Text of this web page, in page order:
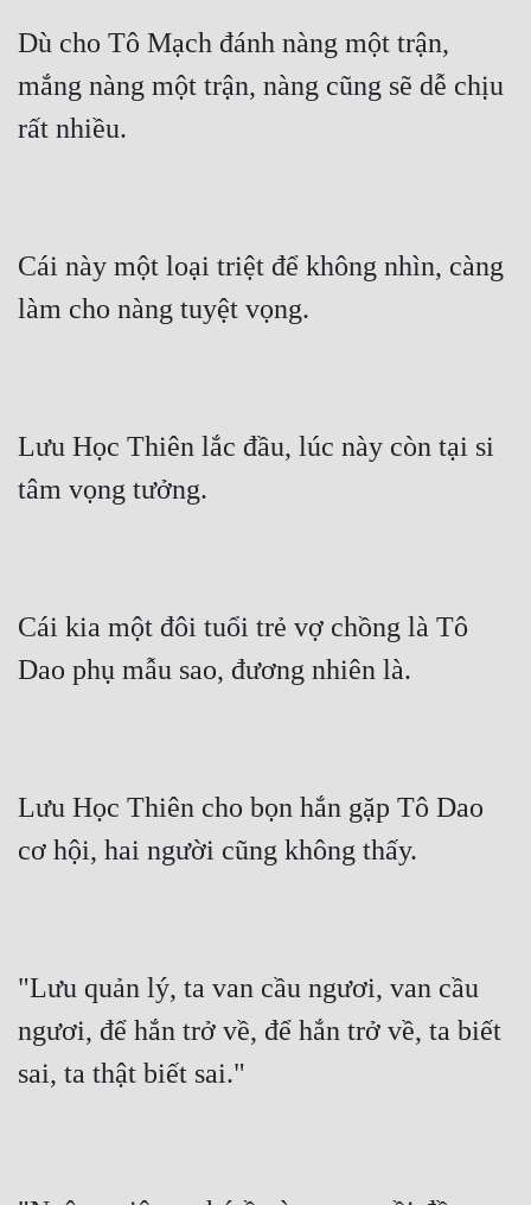
Dù cho Tô Mạch đánh nàng một trận,
mắng nàng một trận, nàng cũng sẽ dễ chịu
rất nhiều.
Cái này một loại triệt để không nhìn, càng
làm cho nàng tuyệt vọng.
Lưu Học Thiên lắc đầu, lúc này còn tại si
tâm vọng tưởng.
Cái kia một đôi tuổi trẻ vợ chồng là Tô
Dao phụ mẫu sao, đương nhiên là.
Lưu Học Thiên cho bọn hắn gặp Tô Dao
cơ hội, hai người cũng không thấy.
"Lưu quản lý, ta van cầu ngươi, van cầu
ngươi, để hắn trở về, để hắn trở về, ta biết
sai, ta thật biết sai."